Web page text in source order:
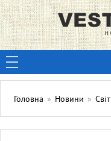
Головна » Новини » Світ